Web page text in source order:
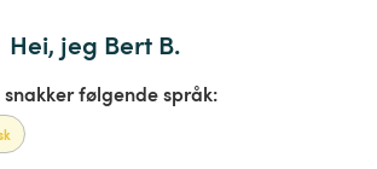
Hei, jeg Bert B.
snakker følgende språk: